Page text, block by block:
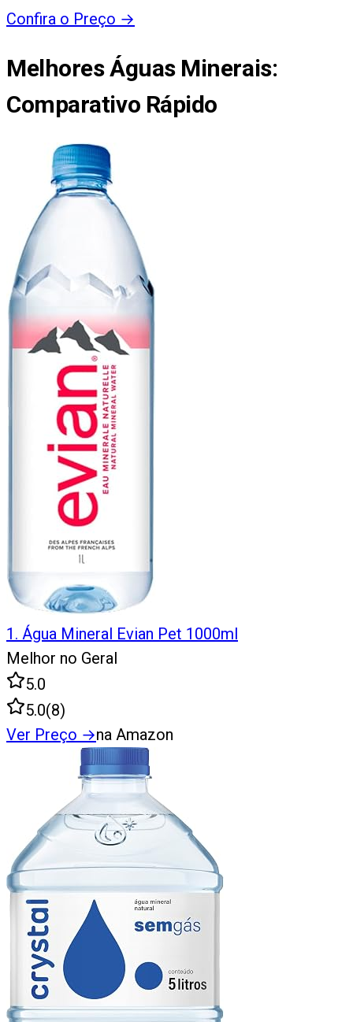
Confira o Preço →
Melhores Águas Minerais:
Comparativo Rápido
1 . Água Mineral Evian Pet 1000ml
Melhor no Geral
5.0
5.0(8)
Ver Preço →na Amazon